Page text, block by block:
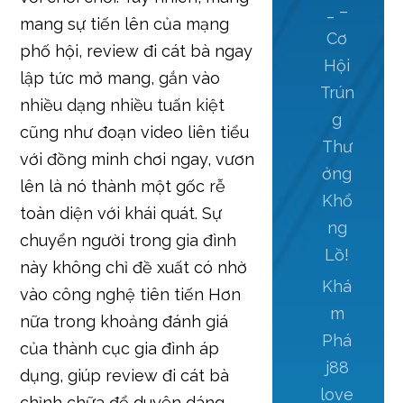
mang sự tiến lên của mạng
phố hội, review đi cát bà ngay
lập tức mở mang, gắn vào
nhiều dạng nhiều tuấn kiệt
cũng như đoạn video liên tiểu
với đồng minh chơi ngay, vươn
lên là nó thành một gốc rễ
toàn diện với khái quát. Sự
chuyển người trong gia đình
này không chỉ đề xuất có nhờ
vào công nghệ tiên tiến Hơn
nữa trong khoảng đánh giá
của thành cục gia đình áp
dụng, giúp review đi cát bà
_ –
Cơ
Hội
Trún
g
Thư
ởng
Khổ
ng
Lồ!
Khá
m
Phá
j88
love